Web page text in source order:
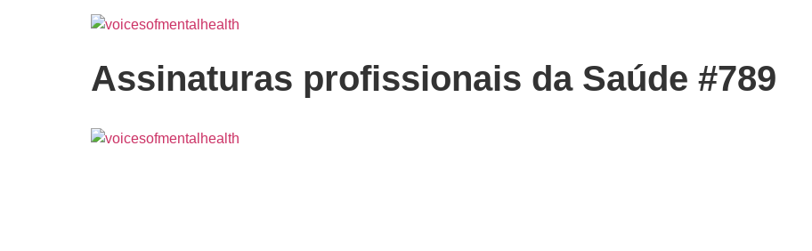
Assinaturas profissionais da Saúde #789